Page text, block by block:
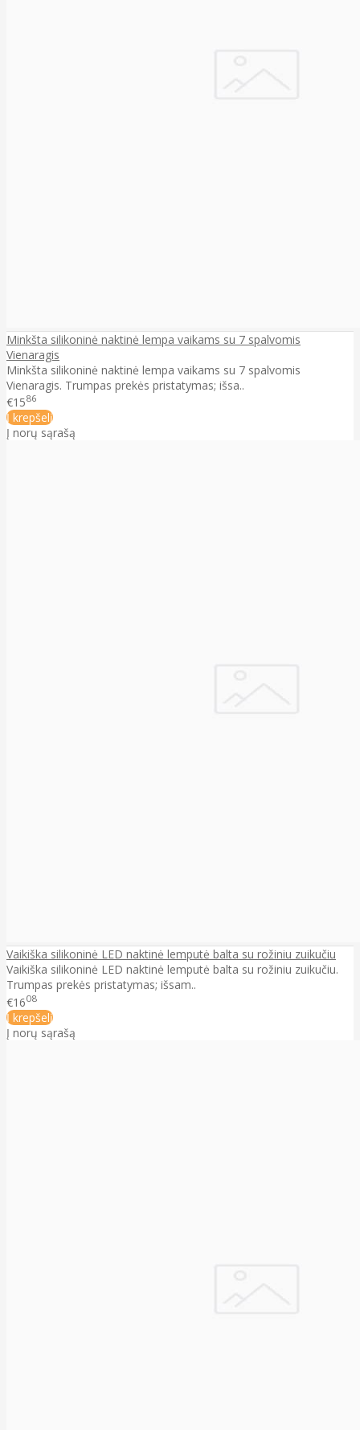
Minkšta silikoninė naktinė lempa vaikams su 7 spalvomis
Vienaragis
Minkšta silikoninė naktinė lempa vaikams su 7 spalvomis
Vienaragis. Trumpas prekės pristatymas; išsa..
€1586
Į krepšelį
Į norų sąrašą
Vaikiška silikoninė LED naktinė lemputė balta su rožiniu zuikučiu
Vaikiška silikoninė LED naktinė lemputė balta su rožiniu zuikučiu.
Trumpas prekės pristatymas; išsam..
€1608
Į krepšelį
Į norų sąrašą